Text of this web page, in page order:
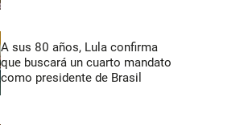
A sus 80 años, Lula confirma
que buscará un cuarto mandato
como presidente de Brasil